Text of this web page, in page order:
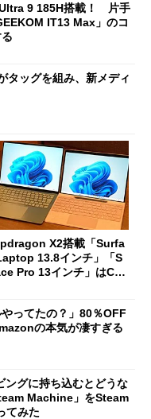
9 185H搭載！ 片手
IT13 Max」のコ
タッグを組み、新メディ
X2搭載「Surfa
13.8インチ」「S
Pro 13インチ」はCop
やってたの？」80％OFF
の本気が凄すぎる
ングに持ち込むとどうな
Machine」をSteam
てみた